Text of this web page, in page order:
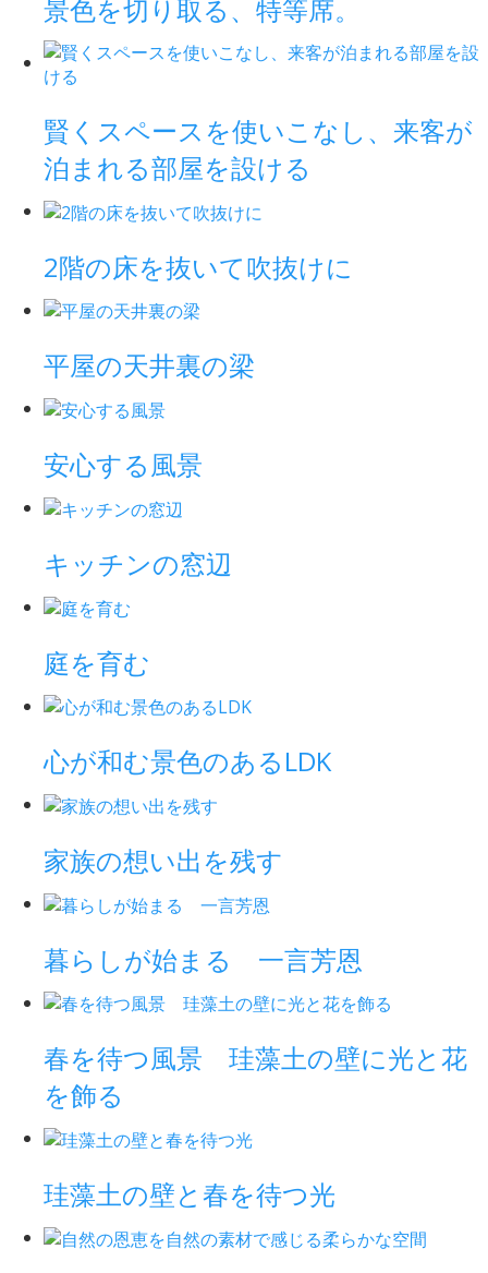
景色を切り取る、特等席。
賢くスペースを使いこなし、来客が
泊まれる部屋を設ける
2階の床を抜いて吹抜けに
平屋の天井裏の梁
安心する風景
キッチンの窓辺
庭を育む
心が和む景色のあるLDK
家族の想い出を残す
暮らしが始まる 一言芳恩
春を待つ風景 珪藻土の壁に光と花
を飾る
珪藻土の壁と春を待つ光